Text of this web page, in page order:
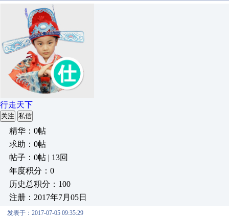
行走天下
关注 私信
精华：0帖
求助：0帖
帖子：0帖 | 13回
年度积分：0
历史总积分：100
注册：2017年7月05日
发表于：2017-07-05 09:35:29